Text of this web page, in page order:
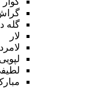
گله
لار
لامرد
لپویی